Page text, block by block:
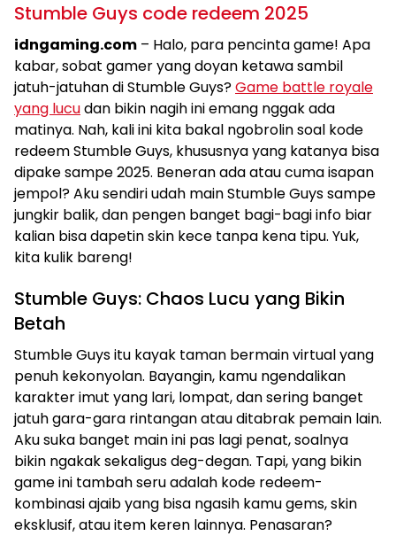
Stumble Guys code redeem 2025
idngaming.com – Halo, para pencinta game! Apa
kabar, sobat gamer yang doyan ketawa sambil
jatuh-jatuhan di Stumble Guys?Game battle royale
yang lucudan bikin nagih ini emang nggak ada
matinya. Nah, kali ini kita bakal ngobrolin soal kode
redeem Stumble Guys, khususnya yang katanya bisa
dipake sampe 2025. Beneran ada atau cuma isapan
jempol? Aku sendiri udah main Stumble Guys sampe
jungkir balik, dan pengen banget bagi-bagi info biar
kalian bisa dapetin skin kece tanpa kena tipu. Yuk,
kita kulik bareng!
Stumble Guys: Chaos Lucu yang Bikin
Betah
Stumble Guys itu kayak taman bermain virtual yang
penuh kekonyolan. Bayangin, kamu ngendalikan
karakter imut yang lari, lompat, dan sering banget
jatuh gara-gara rintangan atau ditabrak pemain lain.
Aku suka banget main ini pas lagi penat, soalnya
bikin ngakak sekaligus deg-degan. Tapi, yang bikin
game ini tambah seru adalah kode redeem-
kombinasi ajaib yang bisa ngasih kamu gems, skin
eksklusif, atau item keren lainnya. Penasaran?